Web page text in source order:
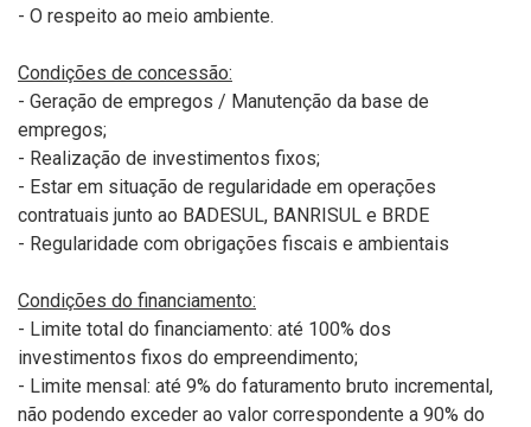
- O respeito ao meio ambiente.
Condições de concessão:
- Geração de empregos / Manutenção da base de
empregos;
- Realização de investimentos fixos;
- Estar em situação de regularidade em operações
contratuais junto ao BADESUL, BANRISUL e BRDE
- Regularidade com obrigações fiscais e ambientais
Condições do financiamento:
- Limite total do financiamento: até 100% dos
investimentos fixos do empreendimento;
- Limite mensal: até 9% do faturamento bruto incremental,
não podendo exceder ao valor correspondente a 90% do